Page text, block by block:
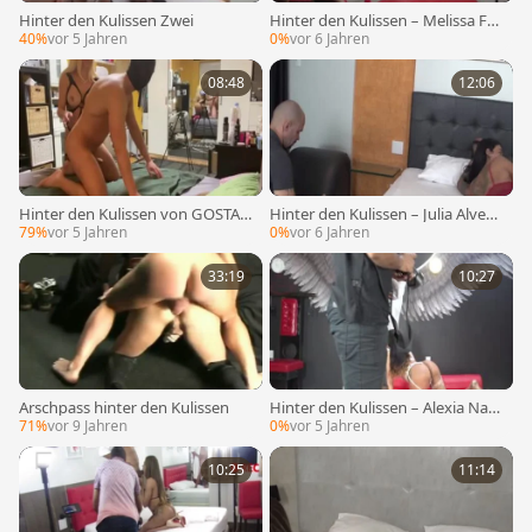
Hinter den Kulissen Zwei
40%vor 5 Jahren
Hinter den Kulissen – Melissa Fo
x, Regie von Taskmaster Garcia
0%vor 6 Jahren
08:48
Hinter den Kulissen von GOSTA?
Schau dir alles an, was hier auf m
einem Kanal kostenlos gelaufen i
st. Der vollständige Film der Hur
e befindet sich in Red!
79%vor 5 Jahren
12:06
Hinter den Kulissen – Julia Alves
und Corporalista Garcia
0%vor 6 Jahren
33:19
Arschpass hinter den Kulissen
71%vor 9 Jahren
10:27
Hinter den Kulissen – Alexia Naza
rio
0%vor 5 Jahren
10:25 11:14